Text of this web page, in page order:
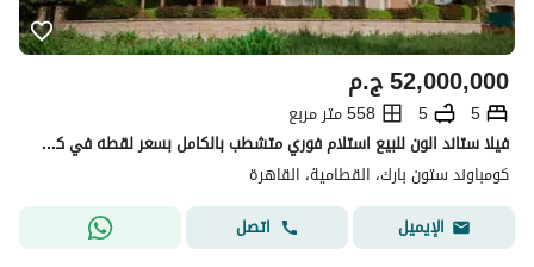
ج.م52,000,000
5
5
558 متر مربع
فيلا ستاند الون للبيع استلام فوري متشطب بالكامل بسعر لقطه في كمبوند ستون بارك stone park
كومباوند ستون بارك، القطامية، القاهرة
الإيميل
اتصل